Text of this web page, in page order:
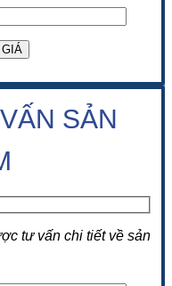
SẢN
tư vấn chi tiết về sản